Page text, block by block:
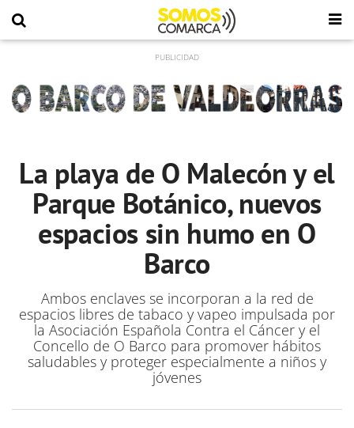
La playa de O Malecón y el
Parque Botánico, nuevos
espacios sin humo en O
Barco
Ambos enclaves se incorporan a la red de
espacios libres de tabaco y vapeo impulsada por
la Asociación Española Contra el Cáncer y el
Concello de O Barco para promover hábitos
saludables y proteger especialmente a niños y
jóvenes